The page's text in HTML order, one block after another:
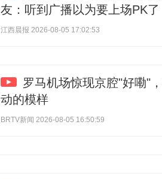
友：听到广播以为要上场PK了
江西晨报 2026-08-05 17:02:53
罗马机场惊现京腔"好嘞"
动的模样
BRTV新闻 2026-08-05 16:50:59